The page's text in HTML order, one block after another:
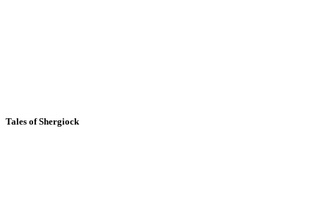
Tales of Shergiock